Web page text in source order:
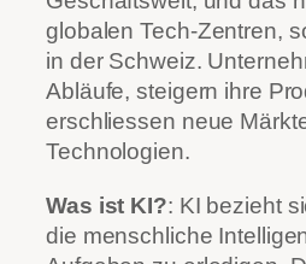
globalen Tech-Zentren,
in der Schweiz.
Abläufe, steigern ihre
erschliessen neue
Technologien.
Was ist KI?: KI bezieht
die menschliche